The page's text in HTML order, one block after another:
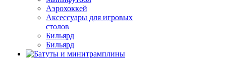
Аэрохоккей
Аксессуары для игровых
столов
Бильяpд
Бильяpд